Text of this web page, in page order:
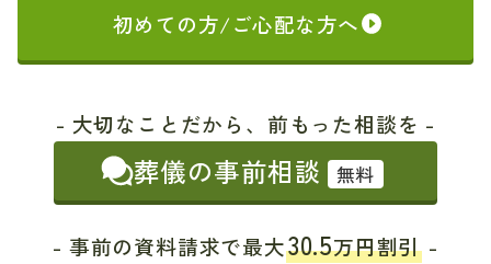
初めての方/ご心配な方へ
- 大切なことだから、前もった相談を -
葬儀の事前相談 無料
- 事前の資料請求で最大30.5万円割引 -